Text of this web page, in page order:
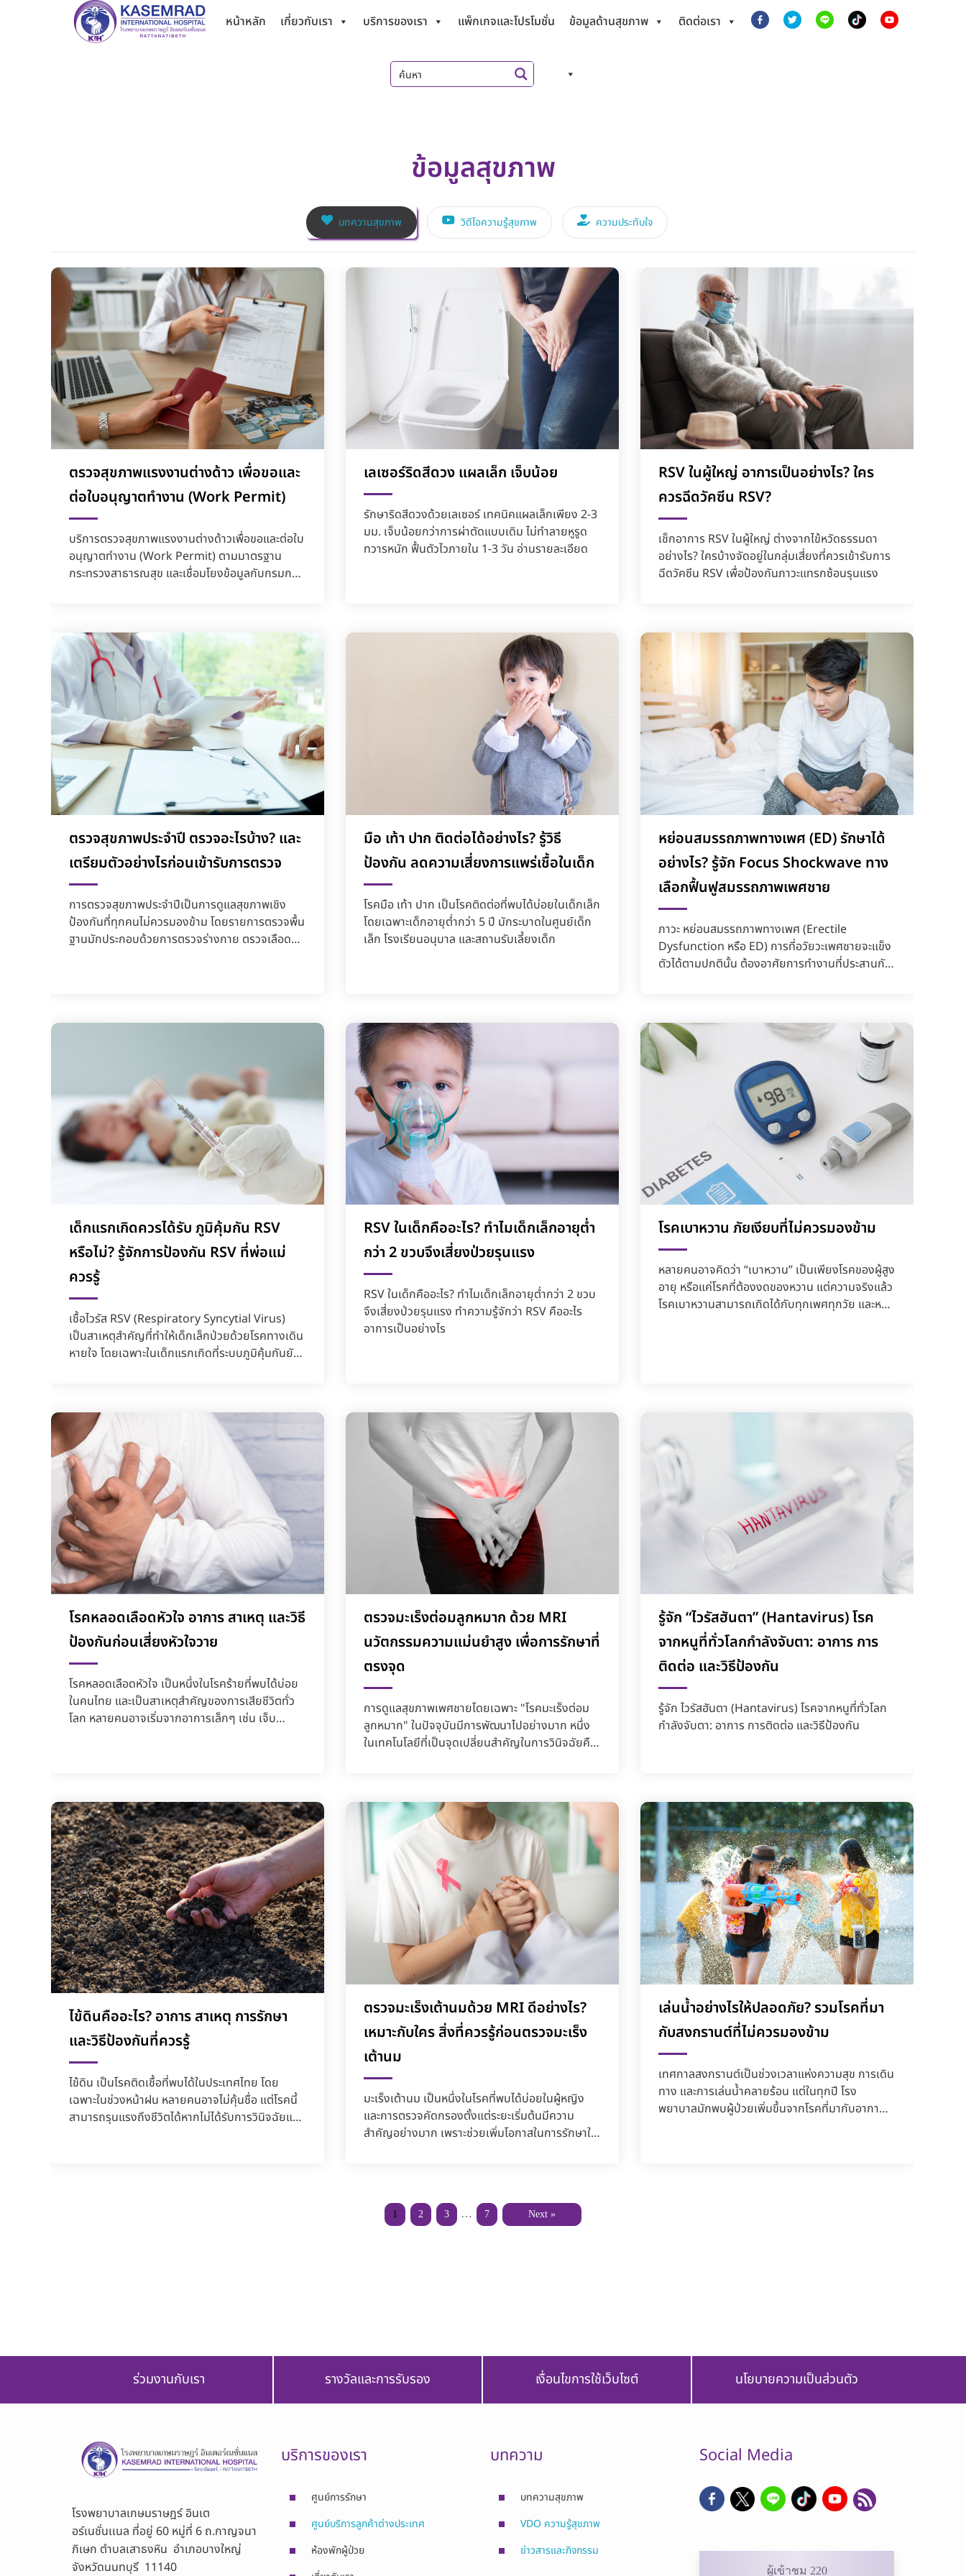
หน้าหลัก เกี่ยวกับเรา บริการของเรา แพ็กเกจและโปรโมชั่น ข้อมูลด้านสุขภาพ ติดต่อเรา
ข้อมูลสุขภาพ
บทความสุขภาพ วิดีโอความรู้สุขภาพ ความประทับใจ
ตรวจสุขภาพแรงงานต่างด้าว เพื่อขอและ
ต่อใบอนุญาตทำงาน (Work Permit)
บริการตรวจสุขภาพแรงงานต่างด้าวเพื่อขอและต่อใบ
อนุญาตทำงาน (Work Permit) ตามมาตรฐาน
กระทรวงสาธารณสุข และเชื่อมโยงข้อมูลกับกรมการ
เลเซอร์ริดสีดวง แผลเล็ก เจ็บน้อย
รักษาริดสีดวงด้วยเลเซอร์ เทคนิคแผลเล็กเพียง 2-3
มม. เจ็บน้อยกว่าการผ่าตัดแบบเดิม ไม่ทำลายหูรูด
ทวารหนัก ฟื้นตัวไวภายใน 1-3 วัน อ่านรายละเอียด
RSV ในผู้ใหญ่ อาการเป็นอย่างไร? ใคร
ควรฉีดวัคซีน RSV?
เช็กอาการ RSV ในผู้ใหญ่ ต่างจากไข้หวัดธรรมดา
อย่างไร? ใครบ้างจัดอยู่ในกลุ่มเสี่ยงที่ควรเข้ารับการ
ฉีดวัคซีน RSV เพื่อป้องกันภาวะแทรกซ้อนรุนแรง
ตรวจสุขภาพประจำปี ตรวจอะไรบ้าง? และ
เตรียมตัวอย่างไรก่อนเข้ารับการตรวจ
การตรวจสุขภาพประจำปีเป็นการดูแลสุขภาพเชิง
ป้องกันที่ทุกคนไม่ควรมองข้าม โดยรายการตรวจพื้น
ฐานมักประกอบด้วยการตรวจร่างกาย ตรวจเลือด
มือ เท้า ปาก ติดต่อได้อย่างไร? รู้วิธี
ป้องกัน ลดความเสี่ยงการแพร่เชื้อในเด็ก
โรคมือ เท้า ปาก เป็นโรคติดต่อที่พบได้บ่อยในเด็กเล็ก
โดยเฉพาะเด็กอายุต่ำกว่า 5 ปี มักระบาดในศูนย์เด็ก
เล็ก โรงเรียนอนุบาล และสถานรับเลี้ยงเด็ก
หย่อนสมรรถภาพทางเพศ (ED) รักษาได้
อย่างไร? รู้จัก Focus Shockwave ทาง
เลือกฟื้นฟูสมรรถภาพเพศชาย
ภาวะ หย่อนสมรรถภาพทางเพศ (Erectile
Dysfunction หรือ ED) การที่อวัยวะเพศชายจะแข็ง
ตัวได้ตามปกตินั้น ต้องอาศัยการทำงานที่ประสานกัน
เด็กแรกเกิดควรได้รับ ภูมิคุ้มกัน RSV
หรือไม่? รู้จักการป้องกัน RSV ที่พ่อแม่
ควรรู้
เชื้อไวรัส RSV (Respiratory Syncytial Virus)
เป็นสาเหตุสำคัญที่ทำให้เด็กเล็กป่วยด้วยโรคทางเดิน
หายใจ โดยเฉพาะในเด็กแรกเกิดที่ระบบภูมิคุ้มกันยัง
RSV ในเด็กคืออะไร? ทำไมเด็กเล็กอายุต่ำ
กว่า 2 ขวบจึงเสี่ยงป่วยรุนแรง
RSV ในเด็กคืออะไร? ทำไมเด็กเล็กอายุต่ำกว่า 2 ขวบ
จึงเสี่ยงป่วยรุนแรง ทำความรู้จักว่า RSV คืออะไร
อาการเป็นอย่างไร
โรคเบาหวาน ภัยเงียบที่ไม่ควรมองข้าม
หลายคนอาจคิดว่า “เบาหวาน” เป็นเพียงโรคของผู้สูง
อายุ หรือแค่โรคที่ต้องงดของหวาน แต่ความจริงแล้ว
โรคเบาหวานสามารถเกิดได้กับทุกเพศทุกวัย และหาก
โรคหลอดเลือดหัวใจ อาการ สาเหตุ และวิธี
ป้องกันก่อนเสี่ยงหัวใจวาย
โรคหลอดเลือดหัวใจ เป็นหนึ่งในโรคร้ายที่พบได้บ่อย
ในคนไทย และเป็นสาเหตุสำคัญของการเสียชีวิตทั่ว
โลก หลายคนอาจเริ่มจากอาการเล็กๆ เช่น เจ็บ
ตรวจมะเร็งต่อมลูกหมาก ด้วย MRI
นวัตกรรมความแม่นยำสูง เพื่อการรักษาที่
ตรงจุด
การดูแลสุขภาพเพศชายโดยเฉพาะ "โรคมะเร็งต่อม
ลูกหมาก" ในปัจจุบันมีการพัฒนาไปอย่างมาก หนึ่ง
ในเทคโนโลยีที่เป็นจุดเปลี่ยนสำคัญในการวินิจฉัยคือ
รู้จัก “ไวรัสฮันตา” (Hantavirus) โรค
จากหนูที่ทั่วโลกกำลังจับตา: อาการ การ
ติดต่อ และวิธีป้องกัน
รู้จัก ไวรัสฮันตา (Hantavirus) โรคจากหนูที่ทั่วโลก
กำลังจับตา: อาการ การติดต่อ และวิธีป้องกัน
ไข้ดินคืออะไร? อาการ สาเหตุ การรักษา
และวิธีป้องกันที่ควรรู้
ไข้ดิน เป็นโรคติดเชื้อที่พบได้ในประเทศไทย โดย
เฉพาะในช่วงหน้าฝน หลายคนอาจไม่คุ้นชื่อ แต่โรคนี้
สามารถรุนแรงถึงชีวิตได้หากไม่ได้รับการวินิจฉัยและ
ตรวจมะเร็งเต้านมด้วย MRI ดีอย่างไร?
เหมาะกับใคร สิ่งที่ควรรู้ก่อนตรวจมะเร็ง
เต้านม
มะเร็งเต้านม เป็นหนึ่งในโรคที่พบได้บ่อยในผู้หญิง
และการตรวจคัดกรองตั้งแต่ระยะเริ่มต้นมีความ
สำคัญอย่างมาก เพราะช่วยเพิ่มโอกาสในการรักษาให้
เล่นน้ำอย่างไรให้ปลอดภัย? รวมโรคที่มา
กับสงกรานต์ที่ไม่ควรมองข้าม
เทศกาลสงกรานต์เป็นช่วงเวลาแห่งความสุข การเดิน
ทาง และการเล่นน้ำคลายร้อน แต่ในทุกปี โรง
พยาบาลมักพบผู้ป่วยเพิ่มขึ้นจากโรคที่มากับอากาศ
1 2 3 … 7 Next »
ร่วมงานกับเรา รางวัลและการรับรอง เงื่อนไขการใช้เว็บไซต์ นโยบายความเป็นส่วนตัว
โรงพยาบาลเกษมราษฎร์ อินเต
อร์เนชั่นเเนล ที่อยู่ 60 หมู่ที่ 6 ถ.กาญจนา
ภิเษก ตำบลเสาธงหิน อำเภอบางใหญ่
จังหวัดนนทบุรี 11140
บริการของเรา
ศูนย์การรักษา
ศูนย์บริการลูกค้าต่างประเทศ
ห้องพักผู้ป่วย
บทความ
บทความสุขภาพ
VDO ความรู้สุขภาพ
ข่าวสารและกิจกรรม
Social Media
ผู้เข้าชม 220